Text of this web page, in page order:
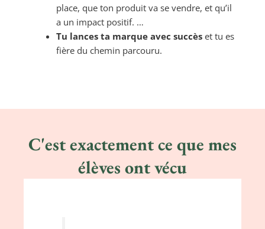
place, que ton produit va se vendre, et qu’il
a un impact positif. …
Tu lances ta marque avec succès et tu es
fière du chemin parcouru.
C'est exactement ce que mes
élèves ont vécu